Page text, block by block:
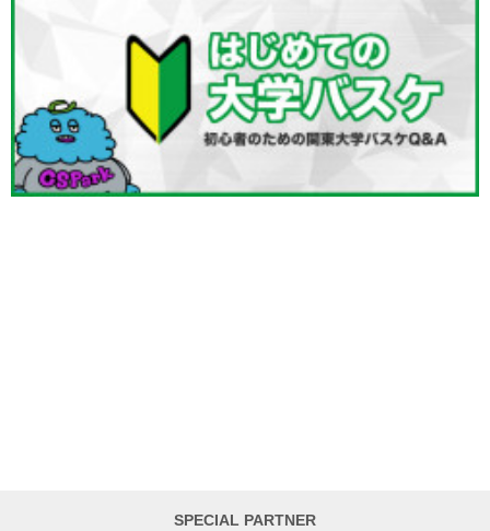
SPECIAL PARTNER